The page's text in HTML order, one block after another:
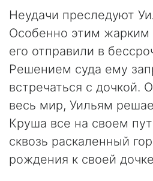
Неудачи преследуют
Особенно этим жарким
его отправили в
Решением суда ему
встречаться с дочкой.
весь мир, Уильям
Круша все на своем
сквозь раскаленный
рождения к своей